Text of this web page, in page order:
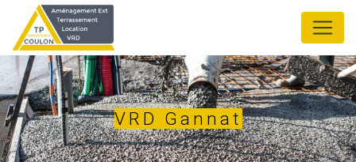
VRD Gannat
Panneau de gestion des cookies